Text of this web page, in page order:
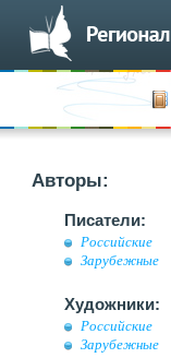
Авторы:
Писатели:
Российские
Зарубежные
Художники:
Российские
Зарубежные